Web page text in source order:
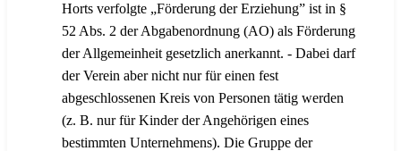
Horts verfolgte „Förderung der Erziehung” ist in §
52 Abs. 2 der Abgabenordnung (AO) als Förderung
der Allgemeinheit gesetzlich anerkannt. - Dabei darf
der Verein aber nicht nur für einen fest
abgeschlossenen Kreis von Personen tätig werden
(z. B. nur für Kinder der Angehörigen eines
bestimmten Unternehmens). Die Gruppe der